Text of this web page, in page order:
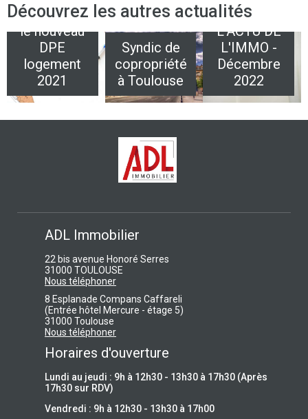
Découvrez les autres actualités
informe sur
le nouveau
DPE
logement
2021
Syndic de
copropriété
à Toulouse
L'ACTU DE
L'IMMO -
Décembre
2022
ADL Immobilier
22 bis avenue Honoré Serres
31000 TOULOUSE
Nous téléphoner
8 Esplanade Compans Caffareli
(Entrée hôtel Mercure - étage 5)
31000 Toulouse
Nous téléphoner
Horaires d'ouverture
Lundi au jeudi : 9h à 12h30 - 13h30 à 17h30 (Après
17h30 sur RDV)
Vendredi : 9h à 12h30 - 13h30 à 17h00